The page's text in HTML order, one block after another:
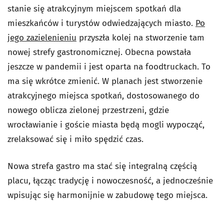
stanie się atrakcyjnym miejscem spotkań dla
mieszkańców i turystów odwiedzających miasto. Po
jego zazielenieniu przyszła kolej na stworzenie tam
nowej strefy gastronomicznej. Obecna powstała
jeszcze w pandemii i jest oparta na foodtruckach. To
ma się wkrótce zmienić. W planach jest stworzenie
atrakcyjnego miejsca spotkań, dostosowanego do
nowego oblicza zielonej przestrzeni, gdzie
wrocławianie i goście miasta będą mogli wypocząć,
zrelaksować się i miło spędzić czas.
Nowa strefa gastro ma stać się integralną częścią
placu, łącząc tradycję i nowoczesność, a jednocześnie
wpisując się harmonijnie w zabudowę tego miejsca.